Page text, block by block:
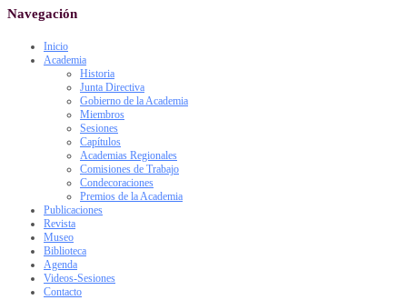
Navegación
Inicio
Academia
Historia
Junta Directiva
Gobierno de la Academia
Miembros
Sesiones
Capítulos
Academias Regionales
Comisiones de Trabajo
Condecoraciones
Premios de la Academia
Publicaciones
Revista
Museo
Biblioteca
Agenda
Videos-Sesiones
Contacto